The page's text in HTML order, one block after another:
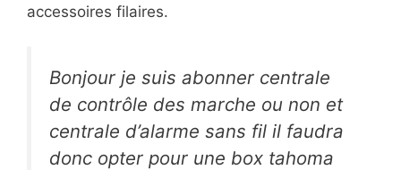
accessoires filaires.
Bonjour je suis abonner centrale
de contrôle des marche ou non et
centrale d’alarme sans fil il faudra
donc opter pour une box tahoma